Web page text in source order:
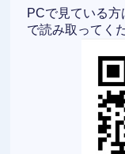
PCで見ている
で読み取ってく